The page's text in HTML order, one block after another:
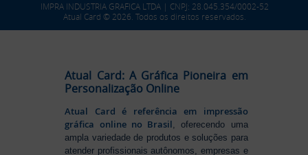
IMPRA INDUSTRIA GRAFICA LTDA | CNPJ: 28.045.354/0002-52
Atual Card © 2026. Todos os direitos reservados.
Atual Card: A Gráfica Pioneira em
Personalização Online
Atual Card é referência em impressão
gráfica online no Brasil, oferecendo uma
ampla variedade de produtos e soluções para
atender profissionais autônomos, empresas e